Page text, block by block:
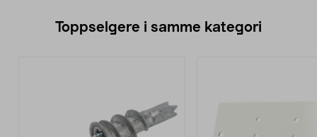
Toppselgere i samme kategori